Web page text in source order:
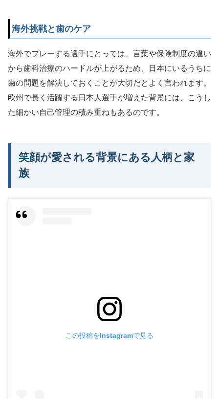
海外挑戦と歯のケア
海外でプレーする選手にとっては、言葉や保険制度の違い
から歯科治療のハードルが上がるため、日本にいるうちに
歯の問題を解決しておくことが大切だとよく言われます。
欧州で長く活躍する日本人選手が増えた背景には、こうし
た細かい自己管理の積み重ねもあるのです。
笑顔が愛される背景にある人柄と家
族
この投稿をInstagramで見る